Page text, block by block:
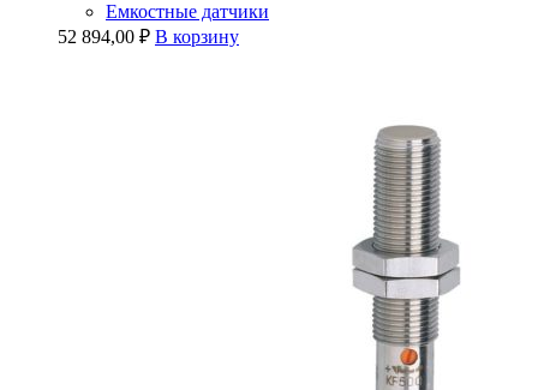
Емкостные датчики
52 894,00 ₽ В корзину